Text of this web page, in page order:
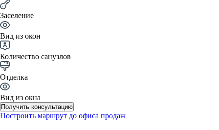
Заселение
Вид из окон
Количество санузлов
Отделка
Вид из окна
Получить консультацию
Построить маршрут до офиса продаж